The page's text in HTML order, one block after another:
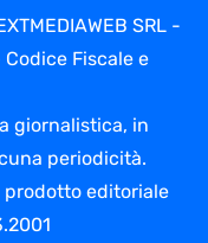
SRL -
Codice Fiscale e
giornalistica, in
periodicità.
prodotto editoriale